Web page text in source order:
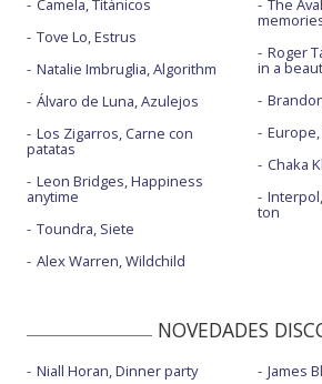
Camela, Titánicos
Tove Lo, Estrus
Natalie Imbruglia, Algorithm
Álvaro de Luna, Azulejos
Los Zigarros, Carne con
patatas
Leon Bridges, Happiness
anytime
Toundra, Siete
Alex Warren, Wildchild
The
Roger
in a
Chaka
ton
NOVEDADES
Niall Horan, Dinner party
James